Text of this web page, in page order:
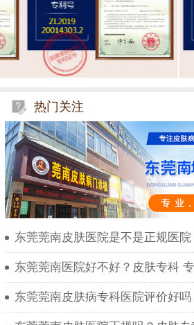
热门关注
东莞莞南皮肤医院是不是正规医
东莞莞南医院好不好？皮肤专科
东莞莞南皮肤病专科医院评价好